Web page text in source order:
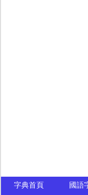
字典首頁 國語